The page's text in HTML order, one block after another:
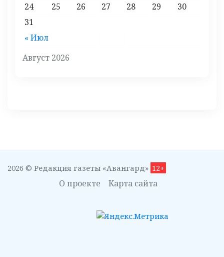
Август 2026
« Июл
24
25 26 27 28 29
30
31
2026 © Редакция газеты «Авангард» 12+
О проекте Карта сайта